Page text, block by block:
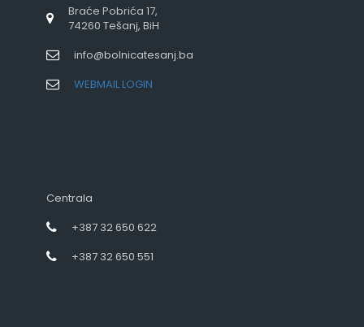
Braće Pobrića 17,
74260 Tešanj, BiH
info@bolnicatesanj.ba
WEBMAIL LOGIN
Centrala
+387 32 650 622
+387 32 650 551